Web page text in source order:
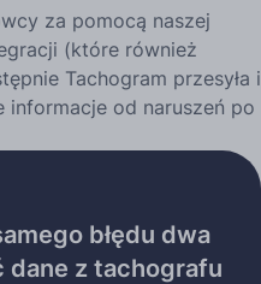
za pomocą naszej
(które również
Tachogram przesyła i
informacje od naruszeń po
błędu dwa
dane z tachografu